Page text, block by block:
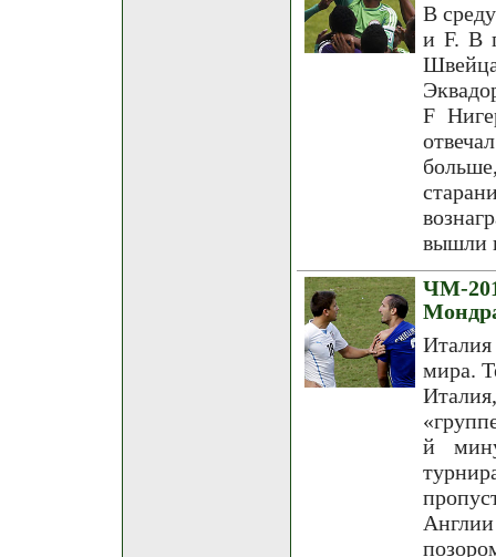
В
и F. В
F
вышли
ЧМ-
мира.
й